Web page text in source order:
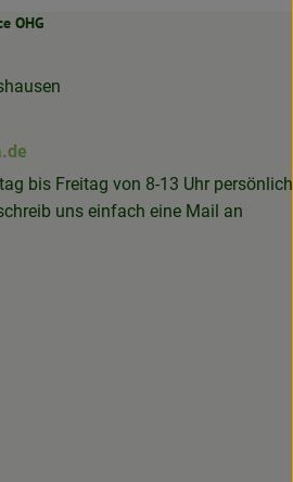
OHG
bis Freitag von 8-13 Uhr persönlich
uns einfach eine Mail an